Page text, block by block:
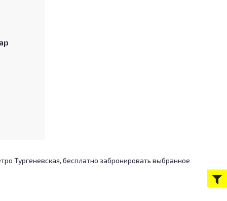
Тургеневская, бесплатно забронировать выбранное